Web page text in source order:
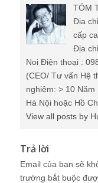
TÓM
Địa
cấp
Địa
Noi Điện thoại :
(CEO/ Tư vấn Hệ
nghiệm: > 10
Hà Nội hoặc Hồ
View all posts by
Trả lời
Email của bạn sẽ
trường bắt buộc